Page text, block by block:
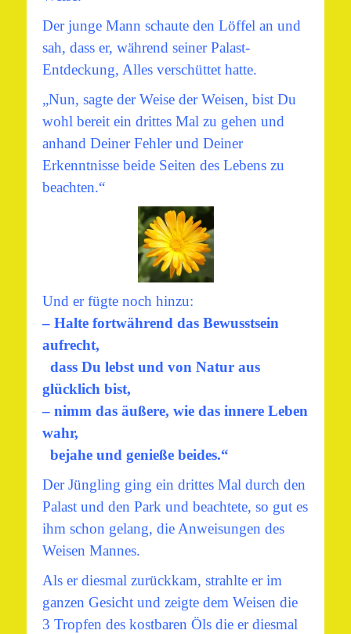
Der junge Mann schaute den Löffel an und
sah, dass er, während seiner Palast-
Entdeckung, Alles verschüttet hatte.
„Nun, sagte der Weise der Weisen, bist Du
wohl bereit ein drittes Mal zu gehen und
anhand Deiner Fehler und Deiner
Erkenntnisse beide Seiten des Lebens zu
beachten.“
Und er fügte noch hinzu:
– Halte fortwährend das Bewusstsein
aufrecht,
dass Du lebst und von Natur aus
glücklich bist,
– nimm das äußere, wie das innere Leben
wahr,
bejahe und genieße beides.“
Der Jüngling ging ein drittes Mal durch den
Palast und den Park und beachtete, so gut es
ihm schon gelang, die Anweisungen des
Weisen Mannes.
Als er diesmal zurückkam, strahlte er im
ganzen Gesicht und zeigte dem Weisen die
3 Tropfen des kostbaren Öls die er diesmal